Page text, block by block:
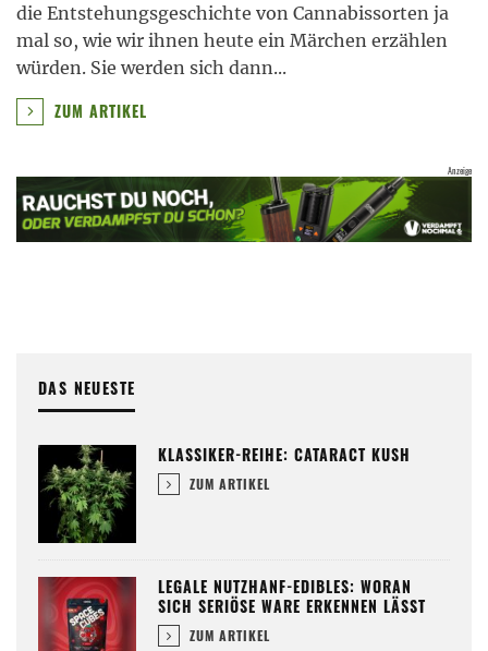
die Entstehungsgeschichte von Cannabissorten ja
mal so, wie wir ihnen heute ein Märchen erzählen
würden. Sie werden sich dann...
ZUM ARTIKEL
DAS NEUESTE
KLASSIKER-REIHE: CATARACT KUSH
ZUM ARTIKEL
LEGALE NUTZHANF-EDIBLES: WORAN
SICH SERIÖSE WARE ERKENNEN LÄSST
ZUM ARTIKEL